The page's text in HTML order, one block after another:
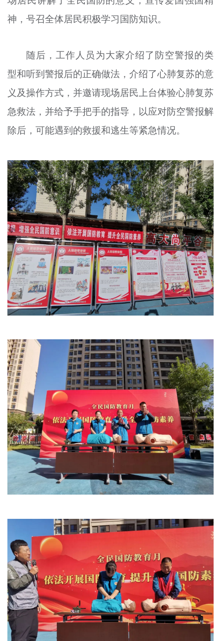
神，号召全体居民积极学习国防知识。
随后，工作人员为大家介绍了防空警报的类
型和听到警报后的正确做法，介绍了心肺复苏的意
义及操作方式，并邀请现场居民上台体验心肺复苏
急救法，并给予手把手的指导，以应对防空警报解
除后，可能遇到的救援和逃生等紧急情况。